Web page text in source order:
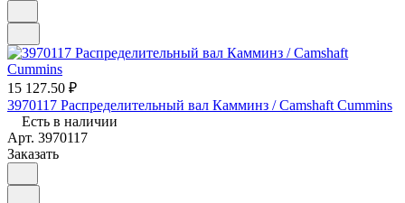
15 127.50 ₽
3970117 Распределительный вал Камминз / Camshaft Cummins
Есть в наличии
Арт. 3970117
Заказать